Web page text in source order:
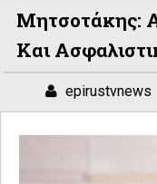
Μητσοτάκης:
Και
epirustvnews